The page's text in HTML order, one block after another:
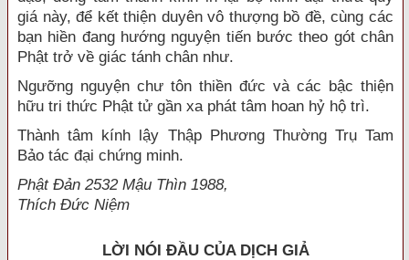
giá này, để kết thiện duyên vô thượng bồ đề, cùng các
bạn hiền đang hướng nguyện tiến bước theo gót chân
Phật trở về giác tánh chân như.
Ngưỡng nguyện chư tôn thiền đức và các bậc thiện
hữu tri thức Phật tử gần xa phát tâm hoan hỷ hộ trì.
Thành tâm kính lậy Thập Phương Thường Trụ Tam
Bảo tác đại chứng minh.
Phật Ðản 2532 Mậu Thìn 1988,
Thích Ðức Niệm
LỜI NÓI ÐẦU CỦA DỊCH GIẢ